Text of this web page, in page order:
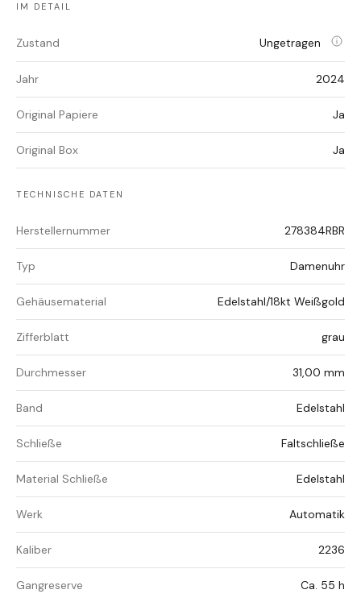
IM DETAIL
Zustand Ungetragen
Jahr 2024
Original Papiere Ja
Original Box Ja
TECHNISCHE DATEN
Herstellernummer 278384RBR
Typ Damenuhr
Gehäusematerial Edelstahl/18kt Weißgold
Zifferblatt grau
Durchmesser 31,00 mm
Band Edelstahl
Schließe Faltschließe
Material Schließe Edelstahl
Werk Automatik
Kaliber 2236
Gangreserve Ca. 55 h